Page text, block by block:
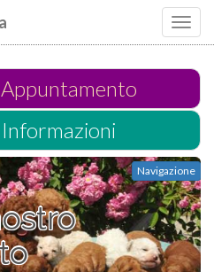
Navigazione